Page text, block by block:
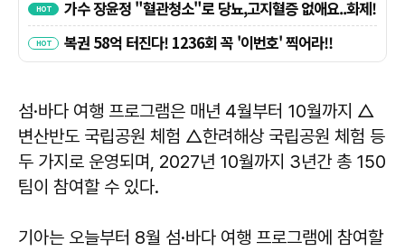
섬·바다 여행 프로그램은 매년 4월부터 10월까지 △
변산반도 국립공원 체험 △한려해상 국립공원 체험 등
두 가지로 운영되며, 2027년 10월까지 3년간 총 150
팀이 참여할 수 있다.
기아는 오늘부터 8월 섬·바다 여행 프로그램에 참여할